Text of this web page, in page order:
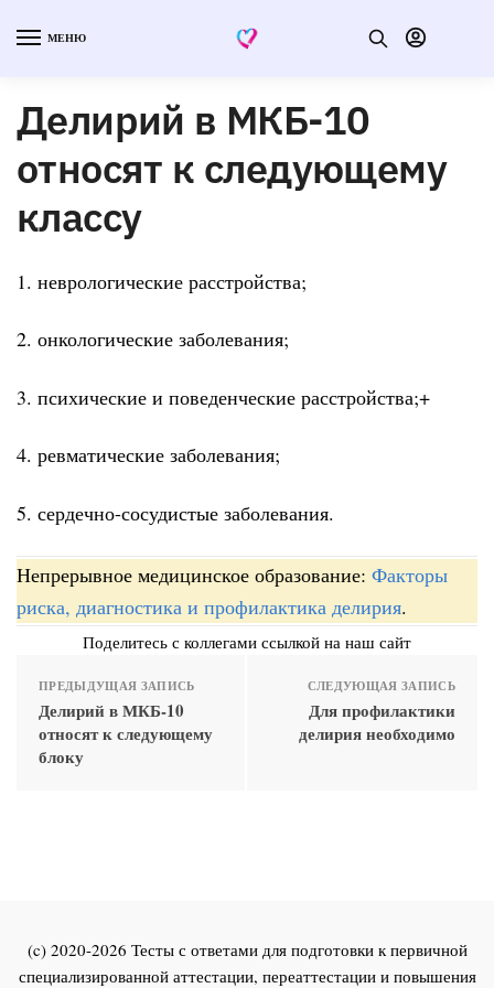
МЕНЮ
Делирий в МКБ-10
относят к следующему
классу
1. неврологические расстройства;
2. онкологические заболевания;
3. психические и поведенческие расстройства;+
4. ревматические заболевания;
5. сердечно-сосудистые заболевания.
Непрерывное медицинское образование: Факторы
риска, диагностика и профилактика делирия.
Поделитесь с коллегами ссылкой на наш сайт
ПРЕДЫДУЩАЯ ЗАПИСЬ
Делирий в МКБ-10
относят к следующему
блоку
СЛЕДУЮЩАЯ ЗАПИСЬ
Для профилактики
делирия необходимо
(c) 2020-2026 Тесты с ответами для подготовки к первичной
специализированной аттестации, переаттестации и повышения